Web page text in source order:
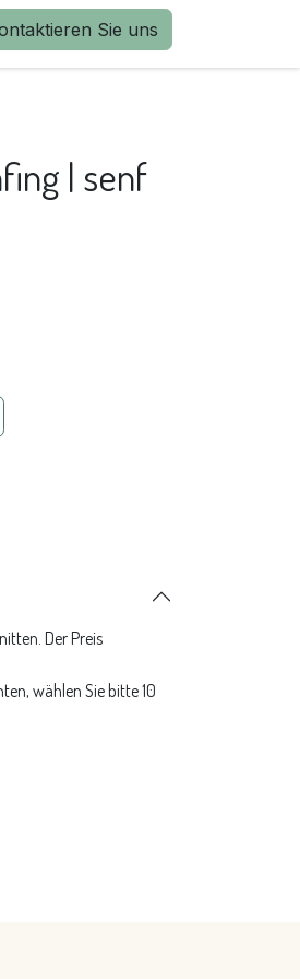
Sie uns
| senf
Der Preis
wählen Sie bitte 10